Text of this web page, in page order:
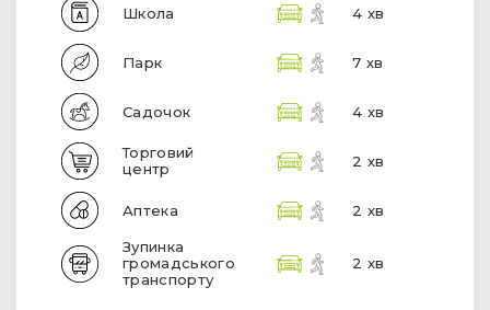
Школа 4 хв
Парк 7 хв
Садочок 4 хв
Торговий
центр
2 хв
Аптека 2 хв
Зупинка
громадського
транспорту
2 хв